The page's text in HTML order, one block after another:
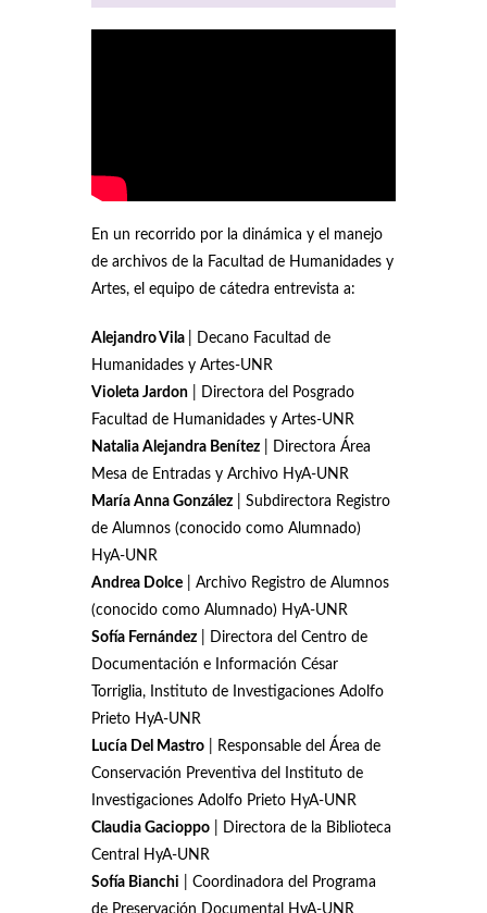
En un recorrido por la dinámica y el manejo
de archivos de la Facultad de Humanidades y
Artes, el equipo de cátedra entrevista a:
Alejandro Vila
| Decano Facultad de
Humanidades y Artes-UNR
Violeta Jardon | Directora del Posgrado
Facultad de Humanidades y Artes-UNR
Natalia Alejandra Benítez | Directora Área
Mesa de Entradas y Archivo HyA-UNR
María Anna González | Subdirectora Registro
de Alumnos (conocido como Alumnado)
HyA-UNR
Andrea Dolce | Archivo Registro de Alumnos
(conocido como Alumnado) HyA-UNR
Sofía Fernández | Directora del Centro de
Documentación e Información César
Torriglia, Instituto de Investigaciones Adolfo
Prieto HyA-UNR
Lucía Del Mastro | Responsable del Área de
Conservación Preventiva del Instituto de
Investigaciones Adolfo Prieto HyA-UNR
Claudia Gacioppo | Directora de la Biblioteca
Central HyA-UNR
Sofía Bianchi | Coordinadora del Programa